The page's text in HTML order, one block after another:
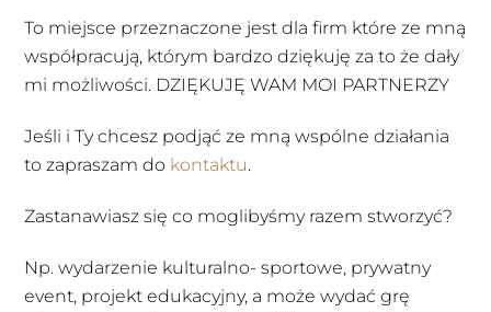
To miejsce przeznaczone jest dla firm które ze mną
współpracują, którym bardzo dziękuję za to że dały
mi możliwości. DZIĘKUJĘ WAM MOI PARTNERZY
Jeśli i Ty chcesz podjąć ze mną wspólne działania
to zapraszam do kontaktu.
Zastanawiasz się co moglibyśmy razem stworzyć?
Np. wydarzenie kulturalno- sportowe, prywatny
event, projekt edukacyjny, a może wydać grę